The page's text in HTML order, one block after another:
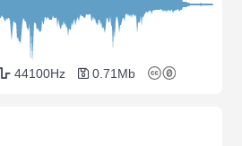
44100Hz 0.71Mb